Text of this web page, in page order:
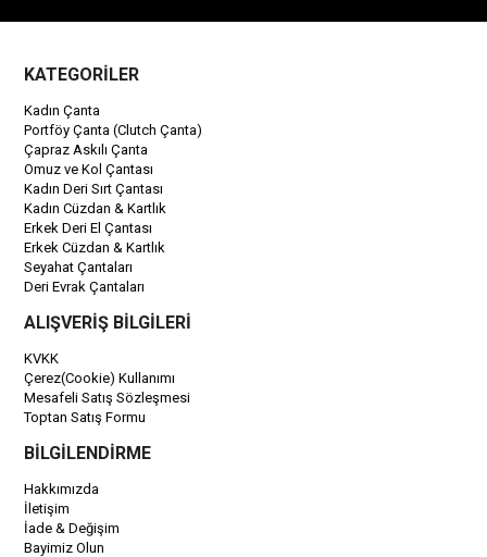
KATEGORİLER
Kadın Çanta
Portföy Çanta (Clutch Çanta)
Çapraz Askılı Çanta
Omuz ve Kol Çantası
Kadın Deri Sırt Çantası
Kadın Cüzdan & Kartlık
Erkek Deri El Çantası
Erkek Cüzdan & Kartlık
Seyahat Çantaları
Deri Evrak Çantaları
ALIŞVERİŞ BİLGİLERİ
KVKK
Çerez(Cookie) Kullanımı
Mesafeli Satış Sözleşmesi
Toptan Satış Formu
BİLGİLENDİRME
Hakkımızda
İletişim
İade & Değişim
Bayimiz Olun